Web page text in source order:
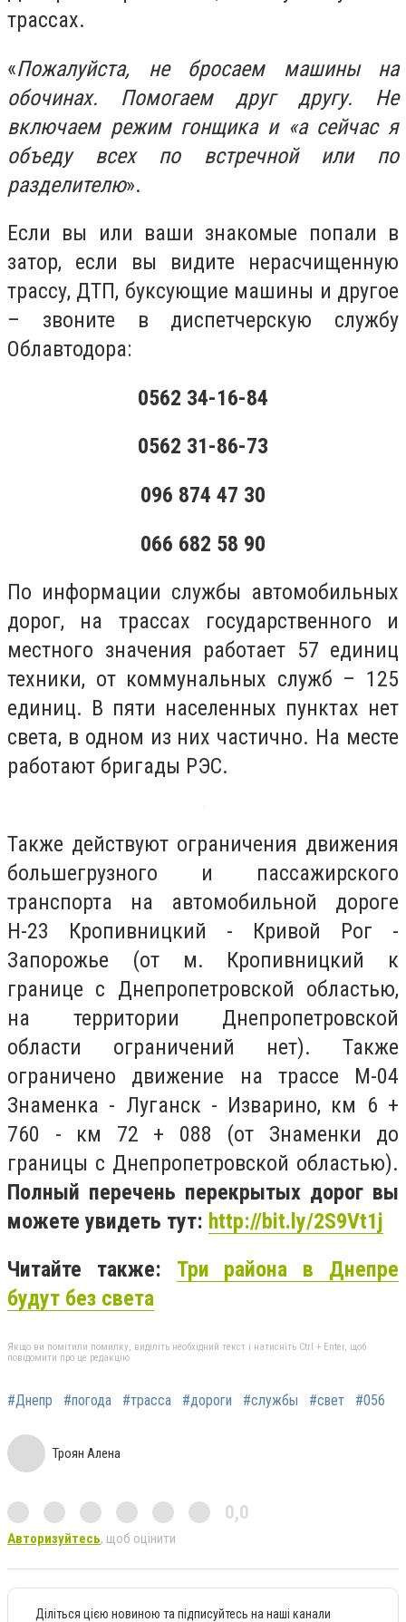
трассах.
«Пожалуйста, не бросаем машины на
обочинах. Помогаем друг другу. Не
включаем режим гонщика и «а сейчас я
объеду всех по встречной или по
разделителю».
Если вы или ваши знакомые попали в
затор, если вы видите нерасчищенную
трассу, ДТП, буксующие машины и другое
– звоните в диспетчерскую службу
Облавтодора:
0562 34-16-84
0562 31-86-73
096 874 47 30
066 682 58 90
По информации службы автомобильных
дорог, на трассах государственного и
местного значения работает 57 единиц
техники, от коммунальных служб – 125
единиц. В пяти населенных пунктах нет
света, в одном из них частично. На месте
работают бригады РЭС.
Также действуют ограничения движения
большегрузного и пассажирского
транспорта на автомобильной дороге
Н-23 Кропивницкий - Кривой Рог -
Запорожье (от м. Кропивницкий к
границе с Днепропетровской областью,
на территории Днепропетровской
области ограничений нет). Также
ограничено движение на трассе М-04
Знаменка - Луганск - Изварино, км 6 +
760 - км 72 + 088 (от Знаменки до
границы с Днепропетровской областью).
Полный перечень перекрытых дорог вы
можете увидеть тут: http://bit.ly/2S9Vt1j
Читайте также: Три района в Днепре
будут без света
Якщо ви помітили помилку, виділіть необхідний текст і натисніть Ctrl + Enter, щоб
повідомити про це редакцію
#Днепр #погода #трасса #дороги #службы #свет #056
Троян Алена
0,0
Авторизуйтесь, щоб оцінити
Діліться цією новиною та підписуйтесь на наші канали